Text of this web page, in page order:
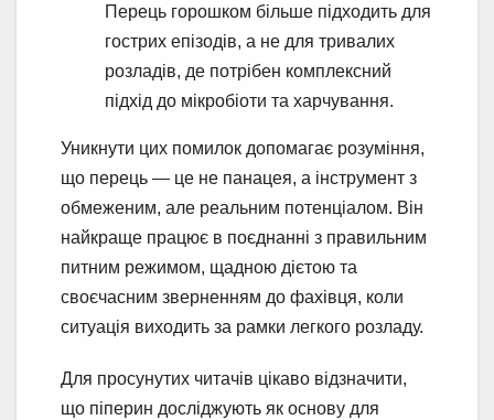
Перець горошком більше підходить для
гострих епізодів, а не для тривалих
розладів, де потрібен комплексний
підхід до мікробіоти та харчування.
Уникнути цих помилок допомагає розуміння,
що перець — це не панацея, а інструмент з
обмеженим, але реальним потенціалом. Він
найкраще працює в поєднанні з правильним
питним режимом, щадною дієтою та
своєчасним зверненням до фахівця, коли
ситуація виходить за рамки легкого розладу.
Для просунутих читачів цікаво відзначити,
що піперин досліджують як основу для